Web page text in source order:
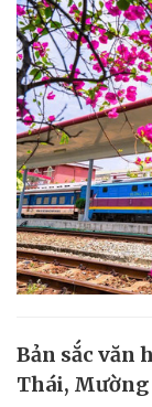
Bản sắc văn
Thái,